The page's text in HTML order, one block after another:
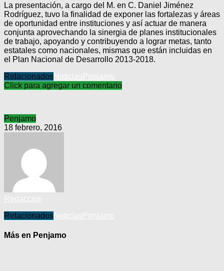
La presentación, a cargo del M. en C. Daniel Jiménez
Rodríguez, tuvo la finalidad de exponer las fortalezas y áreas
de oportunidad entre instituciones y así actuar de manera
conjunta aprovechando la sinergia de planes institucionales
de trabajo, apoyando y contribuyendo a lograr metas, tanto
estatales como nacionales, mismas que están incluidas en
el Plan Nacional de Desarrollo 2013-2018.
Relacionados
Click para agregar un comentario
Penjamo
18 febrero, 2016
Relacionados
Más en Penjamo